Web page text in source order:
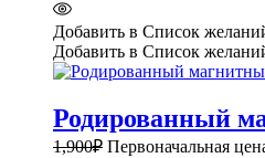
Добавить в Список
Добавить в Список
Родированный
1,900₽ Первоначальная